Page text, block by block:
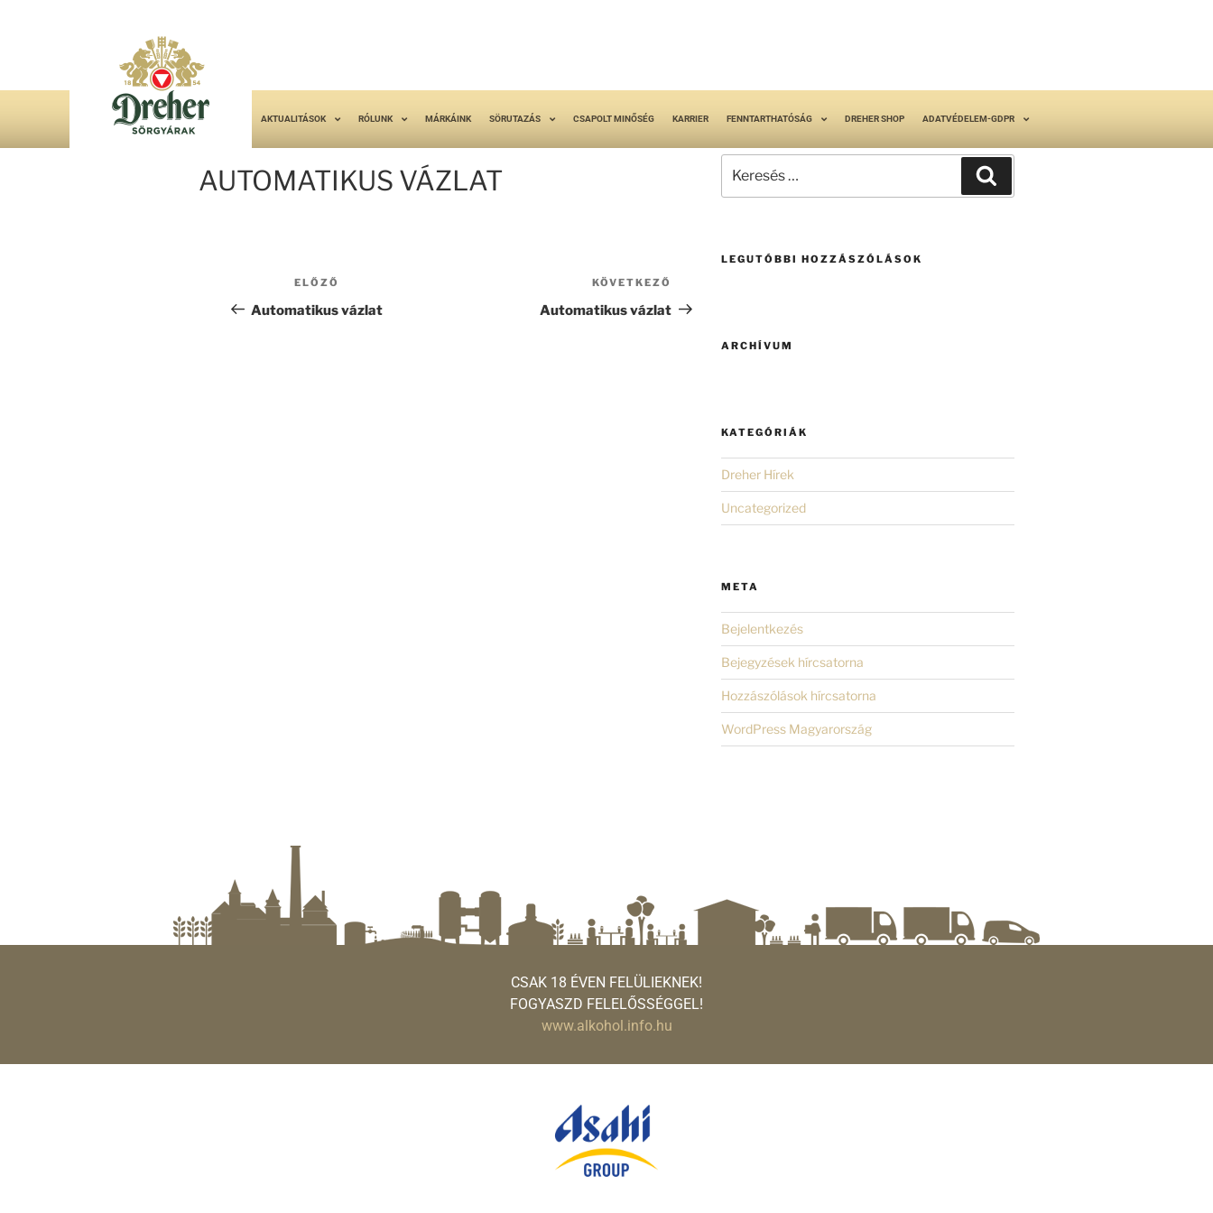
AKTUALITÁSOK RÓLUNK MÁRKÁINK SÖRUTAZÁS CSAPOLT MINŐSÉG KARRIER FENNTARTHATÓSÁG DREHER SHOP ADATVÉDELEM-GDPR
AUTOMATIKUS VÁZLAT
ELŐZŐ
Automatikus vázlat
KÖVETKEZŐ
Automatikus vázlat
LEGUTÓBBI HOZZÁSZÓLÁSOK
ARCHÍVUM
KATEGÓRIÁK
Dreher Hírek
Uncategorized
META
Bejelentkezés
Bejegyzések hírcsatorna
Hozzászólások hírcsatorna
WordPress Magyarország
CSAK 18 ÉVEN FELÜLIEKNEK!
FOGYASZD FELELŐSSÉGGEL!
www.alkohol.info.hu